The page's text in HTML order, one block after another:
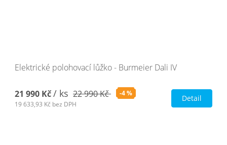
Elektrické polohovací lůžko - Burmeier Dali IV
21 990 Kč/ ks 22 990 Kč
-4 %
19 633,93 Kč bez DPH
Detail